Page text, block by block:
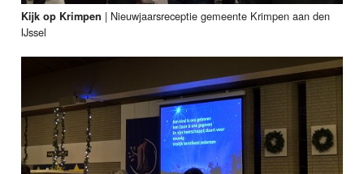
Kijk op Krimpen | Nieuwjaarsreceptie gemeente Krimpen aan den
IJssel